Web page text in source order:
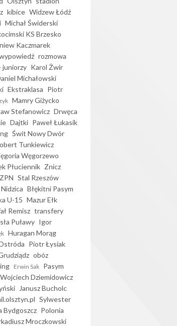
kibice Widzew Łódź
Michał Świderski
KS Brzesko
Kaczmarek
rozmowa
juniorzy Karol Żwir
Michałowski
Ekstraklasa Piotr
Mamry Giżycko
Stefanowicz Drwęca
Dajtki Paweł Łukasik
Świt Nowy Dwór
Tunkiewicz
Węgorzewo
Płuciennik Znicz
Stal Rzeszów
Błękitni Pasym
U-15 Mazur Ełk
Remisz transfery
Puławy Igor
Huragan Morąg
Piotr Łysiak
obóz
Erwin Sak Pasym
Wojciech Dziemidowicz
Janusz Bucholc
Sylwester
Bydgoszcz Polonia
Mroczkowski